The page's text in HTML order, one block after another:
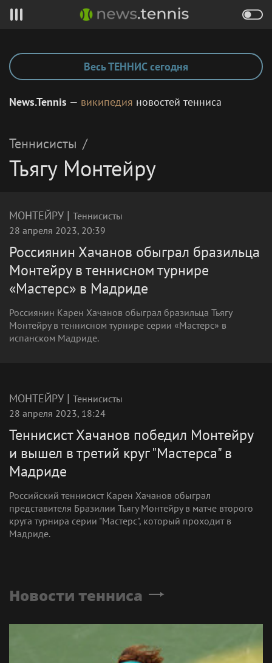
Весь ТЕННИС сегодня
News.Tennis — википедия новостей тенниса
Теннисисты /
Тьягу Монтейру
МОНТЕЙРУ | Теннисисты
28 апреля 2023, 20:39
Россиянин Хачанов обыграл бразильца
Монтейру в теннисном турнире
«Мастерс» в Мадриде
Россиянин Карен Хачанов обыграл бразильца Тьягу
Монтейру в теннисном турнире серии «Мастерс» в
испанском Мадриде.
МОНТЕЙРУ | Теннисисты
28 апреля 2023, 18:24
Теннисист Хачанов победил Монтейру
и вышел в третий круг "Мастерса" в
Мадриде
Российский теннисист Карен Хачанов обыграл
представителя Бразилии Тьягу Монтейру в матче второго
круга турнира серии "Мастерс", который проходит в
Мадриде.
Новости тенниса